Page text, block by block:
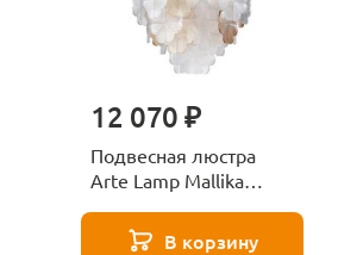
12 070 ₽
Подвесная люстра
Arte Lamp Mallika
В корзину